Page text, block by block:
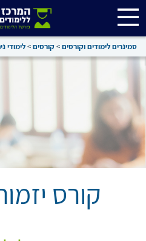
סמינרים לימודים וקורסים>קורסים>לימודי
קורס